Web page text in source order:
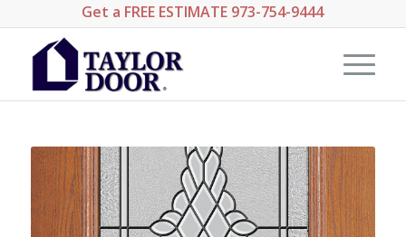
Get a FREE ESTIMATE 973-754-9444